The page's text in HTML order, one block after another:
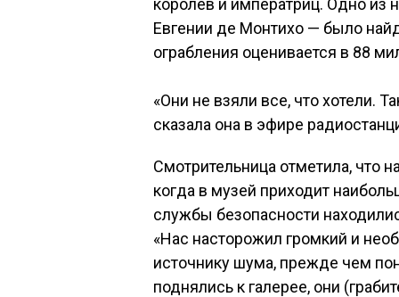
королев и императриц. Одно
Евгении де Монтихо — было
ограбления оценивается в 88
«Они не взяли все, что хотели.
сказала она в эфире
Смотрительница отметила, что
когда в музей приходит
службы безопасности
«Нас насторожил громкий и
источнику шума, прежде чем
поднялись к галерее, они